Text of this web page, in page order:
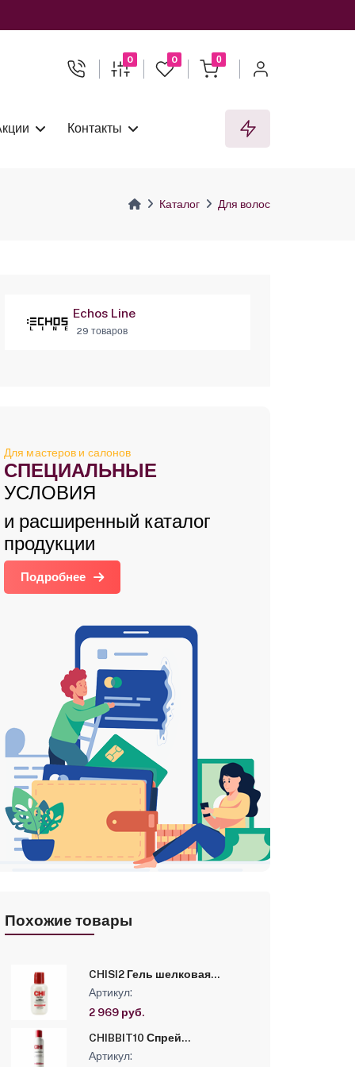
0 0 0
Контакты
Каталог Для волос
Echos Line
29 товаров
Для мастеров и салонов
СПЕЦИАЛЬНЫЕ
УСЛОВИЯ
и расширенный каталог
продукции
Подробнее
Похожие товары
CHISI2 Гель шелковая
инфузия CHI INFRA с
ароматом BOTANICAL BLISS,
59мл
Артикул:
2 969 руб.
CHIBBIT10 Спрей
текстурирующий двойного
действия CHI INFRA с
Артикул: